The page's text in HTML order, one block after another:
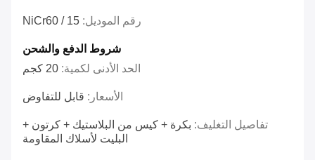
رقم الموديل: NiCr60 / 15
شروط الدفع والشحن
الحد الأدنى لكمية: 20 كجم
الأسعار: قابل للتفاوض
تفاصيل التغليف: بكرة + كيس من البلاستيك + كرتون +
البليت لأسلاك المقاومة